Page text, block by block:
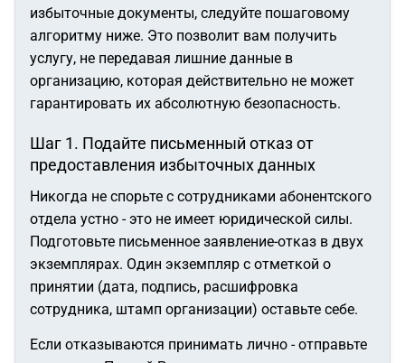
избыточные документы, следуйте пошаговому
алгоритму ниже. Это позволит вам получить
услугу, не передавая лишние данные в
организацию, которая действительно не может
гарантировать их абсолютную безопасность.
Шаг 1. Подайте письменный отказ от
предоставления избыточных данных
Никогда не спорьте с сотрудниками абонентского
отдела устно - это не имеет юридической силы.
Подготовьте письменное заявление-отказ в двух
экземплярах. Один экземпляр с отметкой о
принятии (дата, подпись, расшифровка
сотрудника, штамп организации) оставьте себе.
Если отказываются принимать лично - отправьте